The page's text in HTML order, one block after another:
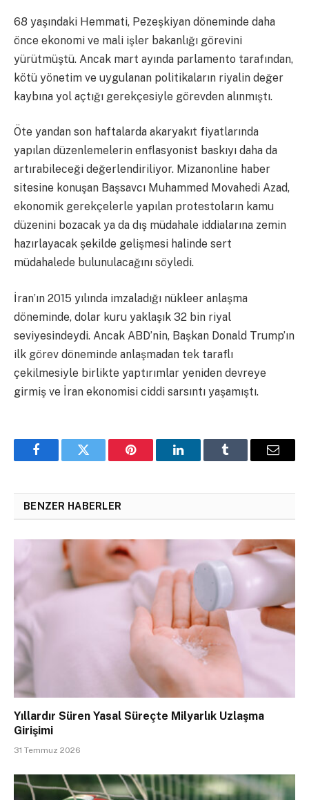
68 yaşındaki Hemmati, Pezeşkiyan döneminde daha
önce ekonomi ve mali işler bakanlığı görevini
yürütmüştü. Ancak mart ayında parlamento tarafından,
kötü yönetim ve uygulanan politikaların riyalin değer
kaybına yol açtığı gerekçesiyle görevden alınmıştı.
Öte yandan son haftalarda akaryakıt fiyatlarında
yapılan düzenlemelerin enflasyonist baskıyı daha da
artırabileceği değerlendiriliyor. Mizanonline haber
sitesine konuşan Başsavcı Muhammed Movahedi Azad,
ekonomik gerekçelerle yapılan protestoların kamu
düzenini bozacak ya da dış müdahale iddialarına zemin
hazırlayacak şekilde gelişmesi halinde sert
müdahalede bulunulacağını söyledi.
İran’ın 2015 yılında imzaladığı nükleer anlaşma
döneminde, dolar kuru yaklaşık 32 bin riyal
seviyesindeydi. Ancak ABD’nin, Başkan Donald Trump’ın
ilk görev döneminde anlaşmadan tek taraflı
çekilmesiyle birlikte yaptırımlar yeniden devreye
girmiş ve İran ekonomisi ciddi sarsıntı yaşamıştı.
FacebookTwitter Pinterest LinkedInTumblr Email
BENZER HABERLER
Yıllardır Süren Yasal Süreçte Milyarlık Uzlaşma
Girişimi
31 Temmuz 2026